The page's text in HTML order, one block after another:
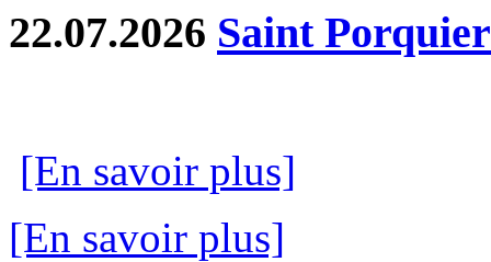
22.07.2026 Saint Porquier
[En savoir plus]
[En savoir plus]